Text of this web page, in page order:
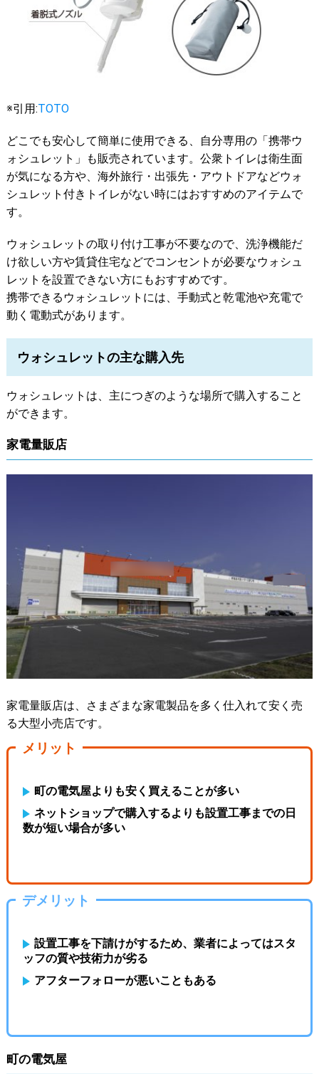
※引用:TOTO
どこでも安心して簡単に使用できる、自分専用の「携帯ウ
ォシュレット」も販売されています。公衆トイレは衛生面
が気になる方や、海外旅行・出張先・アウトドアなどウォ
シュレット付きトイレがない時にはおすすめのアイテムで
す。
ウォシュレットの取り付け工事が不要なので、洗浄機能だ
け欲しい方や賃貸住宅などでコンセントが必要なウォシュ
レットを設置できない方にもおすすめです。
携帯できるウォシュレットには、手動式と乾電池や充電で
動く電動式があります。
ウォシュレットの主な購入先
ウォシュレットは、主につぎのような場所で購入すること
ができます。
家電量販店
家電量販店は、さまざまな家電製品を多く仕入れて安く売
る大型小売店です。
メリット
町の電気屋よりも安く買えることが多い
ネットショップで購入するよりも設置工事までの日
数が短い場合が多い
デメリット
設置工事を下請けがするため、業者によってはスタ
ッフの質や技術力が劣る
アフターフォローが悪いこともある
町の電気屋